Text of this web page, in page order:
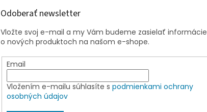
Odoberať newsletter
Vložte svoj e-mail a my Vám budeme zasielať informácie
o nových produktoch na našom e-shope.
Email
Vložením e-mailu súhlasíte s podmienkami ochrany
osobných údajov